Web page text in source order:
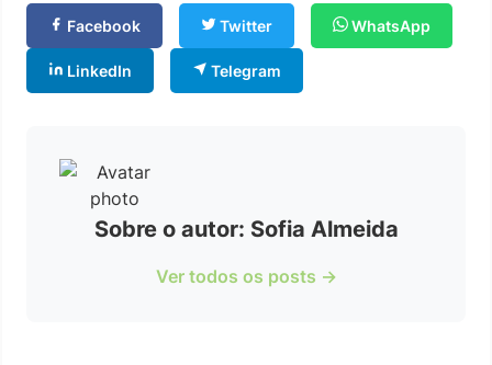
Facebook Twitter WhatsApp
LinkedIn Telegram
Sobre o autor: Sofia Almeida
Ver todos os posts →